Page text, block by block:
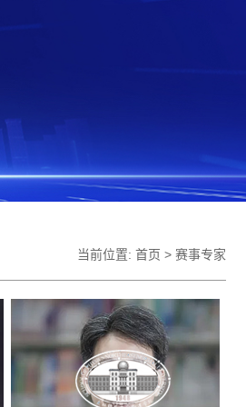
当前位置: 首页 > 赛事专家